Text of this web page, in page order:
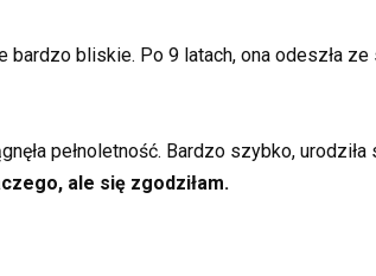
bliskie. Po 9 latach, ona odeszła ze
pełnoletność. Bardzo szybko,
ale się zgodziłam.